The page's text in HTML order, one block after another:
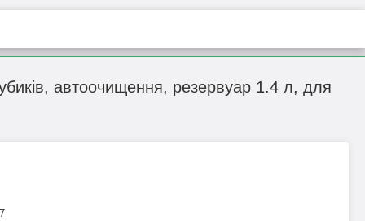
автоочищення, резервуар 1.4 л, для